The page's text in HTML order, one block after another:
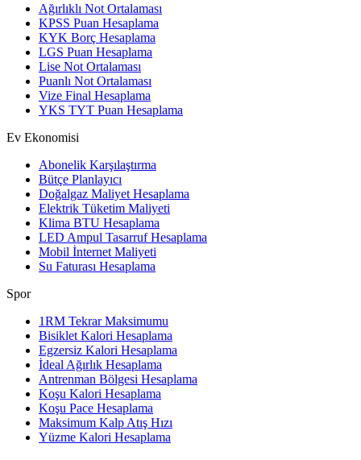
Ağırlıklı Not Ortalaması
KPSS Puan Hesaplama
KYK Borç Hesaplama
LGS Puan Hesaplama
Lise Not Ortalaması
Puanlı Not Ortalaması
Vize Final Hesaplama
YKS TYT Puan Hesaplama
Ev Ekonomisi
Abonelik Karşılaştırma
Bütçe Planlayıcı
Doğalgaz Maliyet Hesaplama
Elektrik Tüketim Maliyeti
Klima BTU Hesaplama
LED Ampul Tasarruf Hesaplama
Mobil İnternet Maliyeti
Su Faturası Hesaplama
Spor
1RM Tekrar Maksimumu
Bisiklet Kalori Hesaplama
Egzersiz Kalori Hesaplama
İdeal Ağırlık Hesaplama
Antrenman Bölgesi Hesaplama
Koşu Kalori Hesaplama
Koşu Pace Hesaplama
Maksimum Kalp Atış Hızı
Yüzme Kalori Hesaplama